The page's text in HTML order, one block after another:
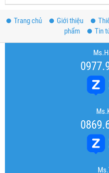
Trang chủ Giới thiệu
phẩm
Tin